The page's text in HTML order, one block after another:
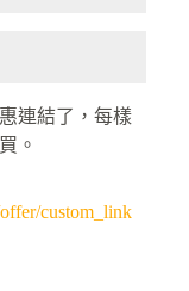
連結了，每樣
。
custom_link